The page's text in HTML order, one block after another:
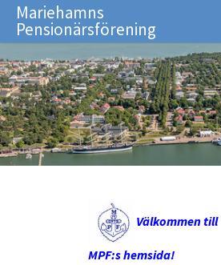
Mariehamns
Pensionärsförening
Välkommen till
MPF:shemsida!